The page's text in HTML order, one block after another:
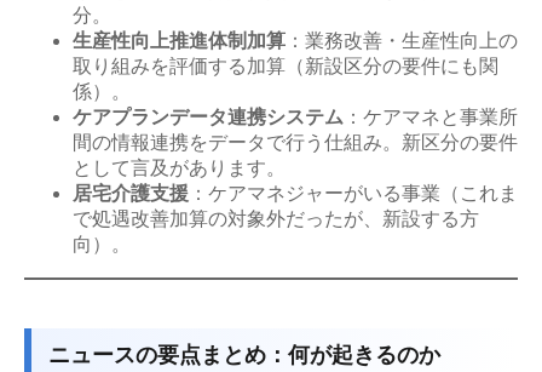
分。
生産性向上推進体制加算 ：業務改善・生産性向上の
取り組みを評価する加算（新設区分の要件にも関
係）。
ケアプランデータ連携システム ：ケアマネと事業所
間の情報連携をデータで行う仕組み。新区分の要件
として言及があります。
居宅介護支援 ：ケアマネジャーがいる事業（これま
で処遇改善加算の対象外だったが、新設する方
向）。
ニュースの要点まとめ：何が起きるのか